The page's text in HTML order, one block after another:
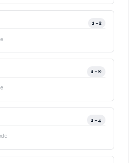
1–2
1–∞
1–4